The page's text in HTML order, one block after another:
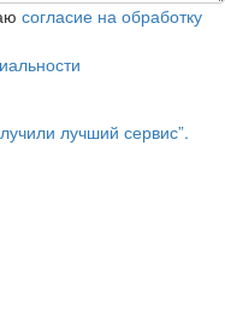
согласие на обработку
лучший сервис”.